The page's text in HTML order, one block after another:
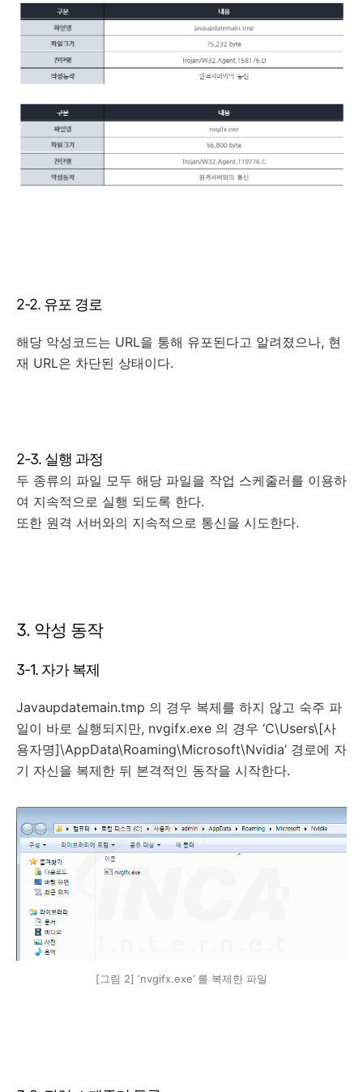
2-2. 유포 경로
해당 악성코드는 URL을 통해 유포된다고 알려졌으나, 현
재 URL은 차단된 상태이다.
2-3. 실행 과정
두 종류의 파일 모두 해당 파일을 작업 스케줄러를 이용하
여 지속적으로 실행 되도록 한다.
또한 원격 서버와의 지속적으로 통신을 시도한다.
3. 악성 동작
3-1. 자가 복제
Javaupdatemain.tmp 의 경우 복제를 하지 않고 숙주 파
일이 바로 실행되지만, nvgifx.exe 의 경우 ‘C\Users\[사
용자명]\AppData\Roaming\Microsoft\Nvidia’ 경로에 자
기 자신을 복제한 뒤 본격적인 동작을 시작한다.
[그림 2] ‘nvgifx.exe’ 를 복제한 파일